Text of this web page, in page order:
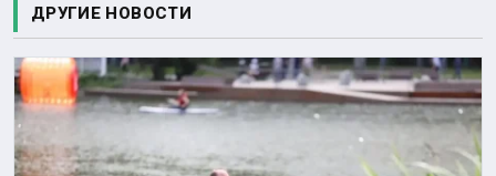
ДРУГИЕ НОВОСТИ